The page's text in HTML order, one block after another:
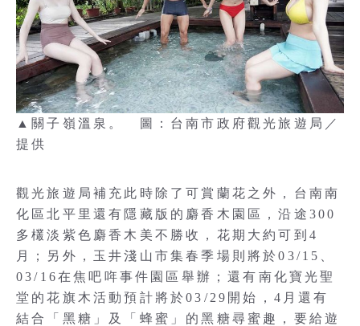
▲關子嶺溫泉。 圖：台南市政府觀光旅遊局／
提供
觀光旅遊局補充此時除了可賞蘭花之外，台南南
化區北平里還有隱藏版的麝香木園區，沿途300
多欉淡紫色麝香木美不勝收，花期大約可到4
月；另外，玉井淺山市集春季場則將於03/15、
03/16在焦吧哖事件園區舉辦；還有南化寶光聖
堂的花旗木活動預計將於03/29開始，4月還有
結合「黑糖」及「蜂蜜」的黑糖尋蜜趣，要給遊